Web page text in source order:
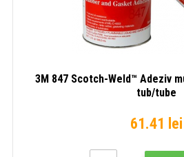
3M 847 Scotch-Weld™ Adeziv
tub/tube
61.41 lei